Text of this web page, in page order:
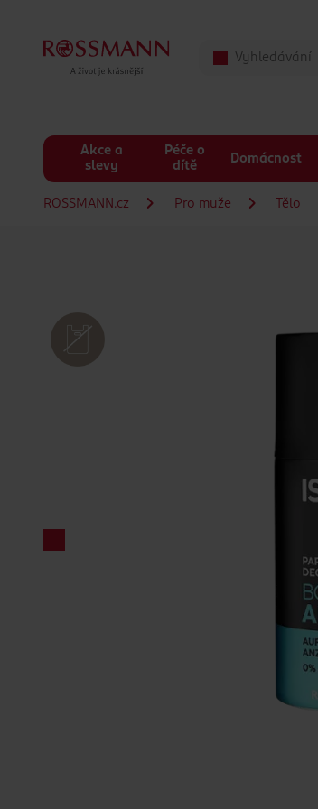
Akce a
slevy
Péče o
dítě
Domácnost
ROSSMANN.cz Pro muže Tělo